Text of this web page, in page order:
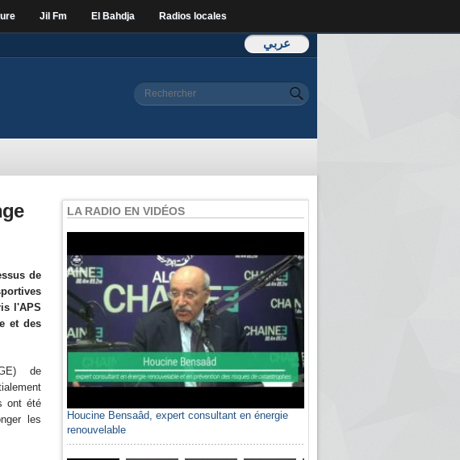
Jil Fm El Bahdja Radios locales
عربي
Formulaire de
Rechercher
de
l'APS
et des
de
ont été
les
LA RADIO EN VIDÉOS
Houcine Bensaâd, expert consultant en énergie
renouvelable